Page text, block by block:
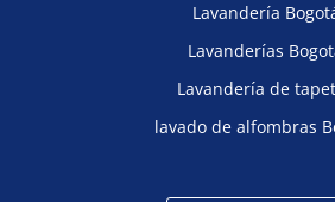
Lavandería
Lavanderías
Lavandería de
lavado de alfombras